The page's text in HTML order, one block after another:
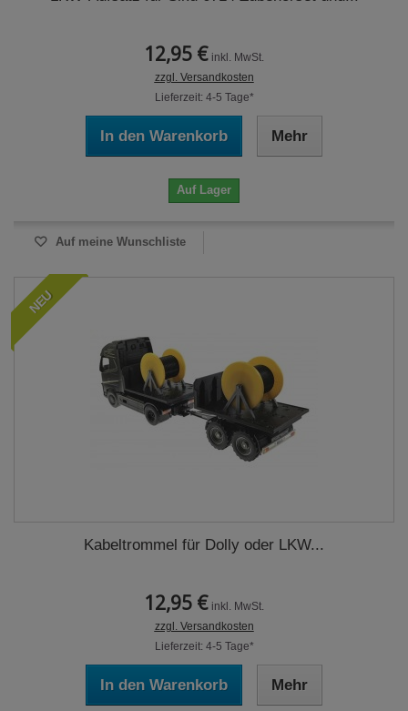
12,95 € inkl. MwSt.
zzgl. Versandkosten
Lieferzeit: 4-5 Tage*
In den Warenkorb Mehr
Auf Lager
Auf meine Wunschliste
NEU
Kabeltrommel für Dolly oder LKW...
12,95 € inkl. MwSt.
zzgl. Versandkosten
Lieferzeit: 4-5 Tage*
In den Warenkorb Mehr